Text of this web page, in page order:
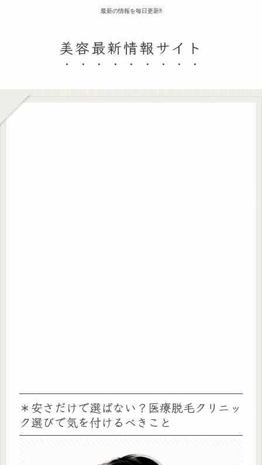
最新の情報を毎日更新‼
美容最新情報サイト
＊安さだけで選ばない？医療脱毛クリニッ
ク選びで気を付けるべきこと